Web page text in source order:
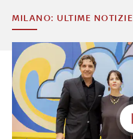
MILANO: ULTIME NOTIZIE